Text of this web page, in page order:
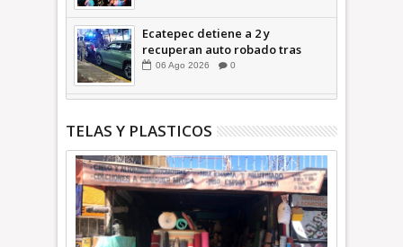
Ecatepec detiene a 2 y
recuperan auto robado tras
operativo con Tecámac +Video
06 Ago 2026 0
TELAS Y PLASTICOS